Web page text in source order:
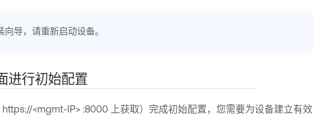
导，请重新启动设备。
进行初始配置
<mgmt-IP> :8000 上获取）完成初始配置，您需要为设备建立有效